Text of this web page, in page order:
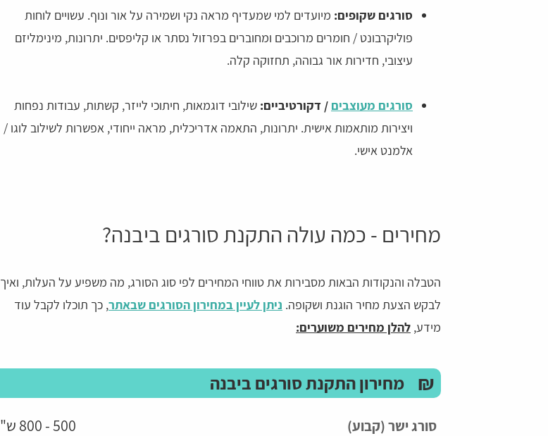
סורגים שקופים: מיועדים למי שמעדיף מראה נקי ושמירה על אור ונוף. עשויים לוחות
פוליקרבונט / חומרים מרוכבים ומחוברים בפרזול נסתר או קליפסים. יתרונות, מינימליזם
עיצובי, חדירות אור גבוהה, תחזוקה קלה.
סורגים מעוצבים / דקורטיביים: שילובי דוגמאות, חיתוכי לייזר, קשתות, עבודות נפחות
ויצירות מותאמות אישית. יתרונות, התאמה אדריכלית, מראה ייחודי, אפשרות לשילוב לוגו /
אלמנט אישי.
מחירים - כמה עולה התקנת סורגים ביבנה?
הטבלה והנקודות הבאות מסבירות את טווחי המחירים לפי סוג הסורג, מה משפיע על העלות, ואיך
לבקש הצעת מחיר הוגנת ושקופה. ניתן לעיין במחירון הסורגים שבאתר, כך תוכלו לקבל עוד
מידע, להלן מחירים משוערים:
₪ מחירון התקנת סורגים ביבנה
סורג ישר (קבוע) 500 - 800 ש"ח